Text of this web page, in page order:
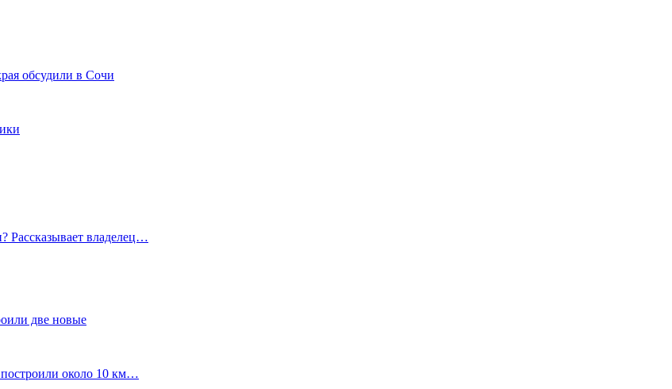
обсудили в Сочи
Рассказывает владелец…
две новые
около 10 км…